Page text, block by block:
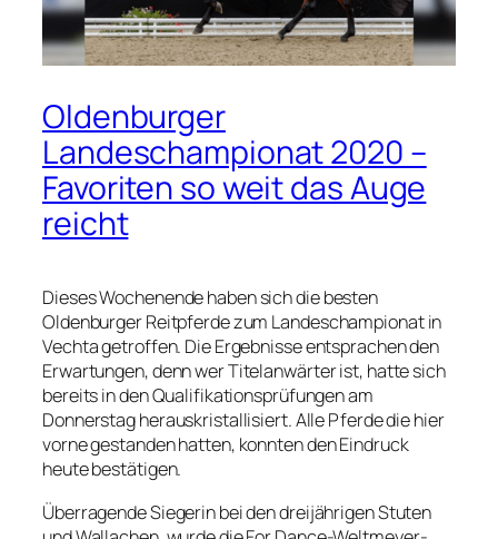
Oldenburger
Landeschampionat 2020 –
Favoriten so weit das Auge
reicht
Dieses Wochenende haben sich die besten
Oldenburger Reitpferde zum Landeschampionat in
Vechta getroffen. Die Ergebnisse entsprachen den
Erwartungen, denn wer Titelanwärter ist, hatte sich
bereits in den Qualifikationsprüfungen am
Donnerstag herauskristallisiert. Alle Pferde die hier
vorne gestanden hatten, konnten den Eindruck
heute bestätigen.
Überragende Siegerin bei den dreijährigen Stuten